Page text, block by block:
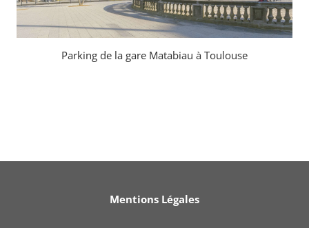
Parking de la gare Matabiau à Toulouse
Mentions Légales